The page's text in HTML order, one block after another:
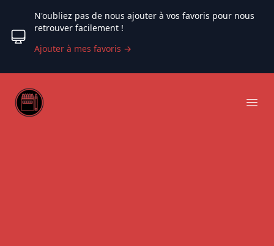
N'oubliez pas de nous ajouter à vos favoris pour nous
retrouver facilement !
Ajouter à mes favoris →
Web coloriage